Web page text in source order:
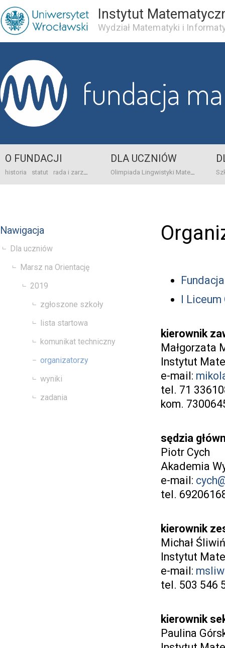
Instytut
Wydział Matematyki i
fundacja
O FUNDACJI
historia statut rada i zarząd dane bankowo-adresowe kontakt
DLA UCZNIÓW
Olimpiada Lingwistyki Matematycznej
Nawigacja
Dla uczniów
Marsz na Orientację
2019
zgłoszone szkoły
lista startowa
komunikat techniczny
organizatorzy
wyniki
zadania
I
kierownik
Małgorzata
Instytut
e-mail:
tel. 71
kom.
sędzia
Piotr Cych
Akademia
e-mail:
tel.
kierownik
Michał
Instytut
e-mail:
tel. 503 546
kierownik
Paulina